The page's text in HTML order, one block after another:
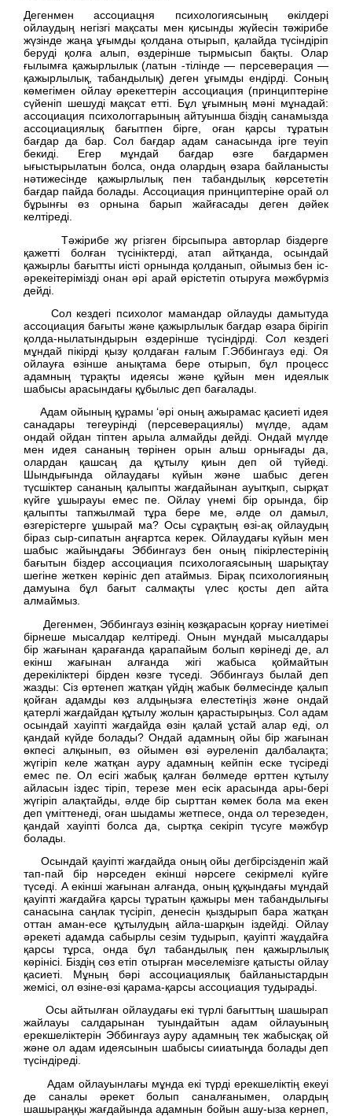
Дегенмен ассоциацня психологиясының өкілдері
ойлаудың негізгі мақсаты мен қисынды жүйесін тәжірибе
жүзінде жаңа ұғымды қолдана отырып, қалайда түсіндіріп
беруді қолға алып, өздерінше тырмысып бақты. Олар
ғылымға қажырлылык (латын -тілінде — персеверация —
қажырлылық, табандылық) деген ұғымды ендірді. Соның
көмегімен ойлау әрекеттерін ассоциация (принциптеріне
сүйеніп шешуді мақсат етті. Бұл ұғымның мәні мұнадай:
ассоциация психологгарының айтуынша біздің санамызда
ассоциациялық бағытпен бірге, оған қарсы тұратын
бағдар да бар. Сол бағдар адам санасында ірге теуіп
бекиді. Егер мұндай бағдар өзге бағдармен
ығыстырылатын болса, онда олардың өзара байланысты
нәтижесінде қажырлылық пен табандылық көрсететін
бағдар пайда болады. Ассоциация принциптеріне орай ол
бұрынғы өз орнына барып жайғасады деген дәйек
келтіреді.
Тәжірибе жү ргізген бірсыпыра авторлар біздерге
қажетті болған түсініктерді, атап айтқанда, осындай
қажырлы бағытты иісті орнында қолданып, ойымыз бен іс-
әрекеітерімізді онан әрі арай өрістетіп отыруға мәжбүрміз
дейді.
Сол кездегі психолог мамандар ойлауды дамытуда
ассоциация бағыты және қажырлылык бағдар өзара бірігіп
қолда-нылатындырын өздерінше түсіндірді. Сол кездегі
мұндай пікірді қызу қолдаған ғалым Г.Эббингауз еді. Оя
ойлауға өзінше анықтама бере отырып, бұл процесс
адамның тұрақты идеясы және құйын мен идеялык
шабысы арасындағы құбылыс деп бағалады.
Адам ойының құрамы ‘әрі оның ажырамас қасиеті идея
санадары тегеурінді (персеверациялы) мүлде, адам
ондай ойдан тіптен арыла алмайды дейді. Ондай мүлде
мен идея сананың төрінен орын альш орнығады да,
олардан қашсаң да құтылу қиын деп ой түйеді.
Шындығында ойлаудағы күйын және шабыс деген
түсшіктер сананың қалыпты жағдайынан ауытқып, сырқат
күйге ұшырауы емес пе. Ойлау үнемі бір орында, бір
қалыпты тапжылмай тұра бере ме, әлде ол дамыл,
өзгерістерге ұшырай ма? Осы сұрақтың өзі-ақ ойлаудың
біраз сыр-сипатын аңғартса керек. Ойлаудағы күйын мен
шабыс жайыңдағы Эббингауз бен оның пікірлестерінің
бағытын біздер ассоциация психологаясының шарықтау
шегіне жеткен көрініс деп атаймыз. Бірақ психологияның
дамуына бұл бағыт салмақты үлес қосты деп айта
алмаймыз.
Дегенмен, Эббингауз өзінің көзқарасын қорғау ниетімеі
бірнеше мысалдар келтіреді. Онын мұндай мысалдары
бір жағынан қарағанда қарапайым болып көрінеді де, ал
екінш жағынан алғанда жігі жабыса қоймайтын
дерекіліктері бірден көзге түседі. Эббингауз былай деп
жазды: Сіз өртенеп жатқан үйдің жабык бөлмесінде қалып
қойған адамды көз алдыңызға елестетіңіз және ондай
қатерлі жағдайдан құтылу жолын қарастырыңыз. Сол адам
осындай хауіпті жағдайда өзін қалай ұстай алар еді, ол
қандай күйде болады? Ондай адамның ойы бір жағынан
өкпесі алқынып, өз ойымен өзі әуреленіп далбалақта;
жүгіріп келе жатқан ауру адамның кейпін еске түсіреді
емес пе. Ол есігі жабық қалған бөлмеде өрттен кұтылу
айласын іздес тіріп, терезе мен есік арасында ары-бері
жүгіріп алақтайды, әлде бір сырттан көмек бола ма екен
деп үміттенеді, оған шыдамы жетпесе, онда ол терезеден,
қандай хауіпті болса да, сыртқа секіріп түсуге мәжбүр
болады.
Осындай қауіпті жағдайда оның ойы дегбірсізденіп жай
тап-пай бір нәрседен екінші нәрсеге секірмелі күйге
түседі. А екінші жағынан алғанда, оның құқындағы мұндай
қауіпті жағдайға қарсы тұратын қажыры мен табандылығы
санасына саңлак түсіріп, денесін қыздырып бара жатқан
оттан аман-есе құтылудың айла-шарқын іздейді. Ойлау
әрекеті адамда сабырлы сезім тудырып, қауіпті жаұдайға
қарсы тұрса, онда бұл табандылық пен қажырлылық
көрінісі. Біздің сөз етіп отырған мәселемізге қатысты ойлау
қасиеті. Мұның бәрі ассоциациялық байланыстардын
жемісі, ол өзіне-өзі қарама-қарсы ассоциация тудырадьі.
Осы айтылған ойлаудағы екі түрлі бағыттың шашырап
жайлауы салдарынан туындайтын адам ойлауының
ерекшеліктерін Эббингауз ауру адамның тек жабысқақ ой
және ол адам идеясынын шабысы сииатыңда болады деп
түсіндіреді.
Адам ойлауынлағы мұнда екі түрді ерекшеліктің екеуі
де саналы әрекет болып саналғанымен, олардың
шашыраңқы жағдайында адамнын бойын ашу-ыза кернеп,